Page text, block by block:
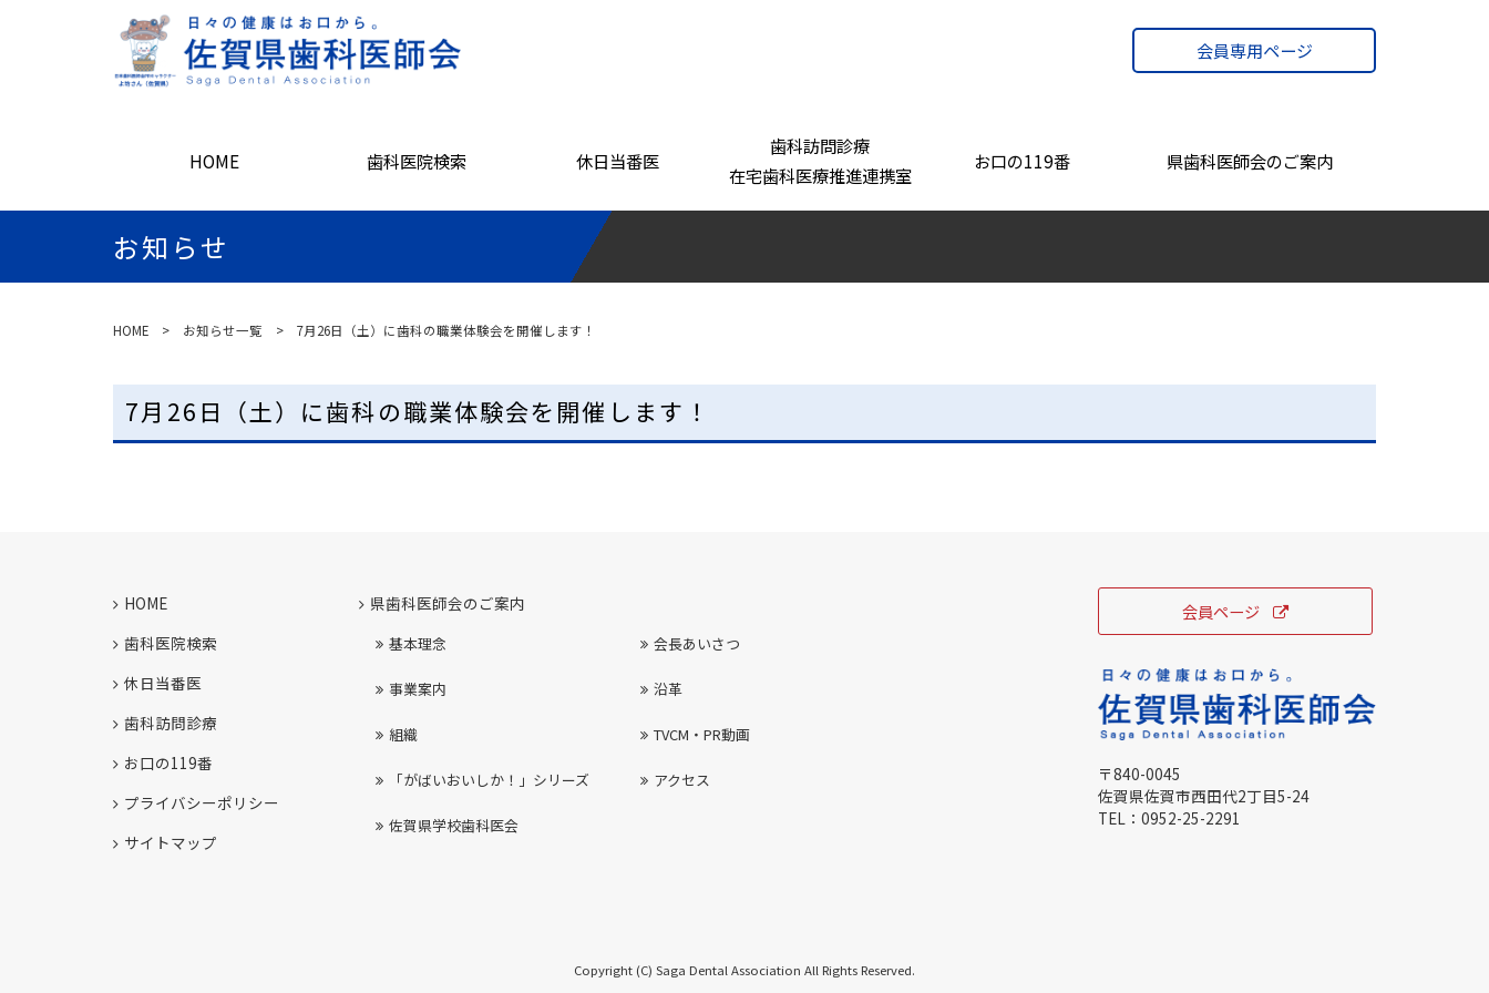
会員専用ページ
HOME 歯科医院検索 休日当番医
歯科訪問診療
在宅歯科医療推進連携室
お口の119番 県歯科医師会のご案内
基本理念
医会
お知らせ
HOME > お知らせ一覧 > 7月26日（土）に歯科の職業体験会を開催します！
7月26日（土）に歯科の職業体験会を開催します！
HOME
歯科医院検索
休日当番医
歯科訪問診療
お口の119番
プライバシーポリシー
サイトマップ
県歯科医師会のご案内
基本理念 会長あいさつ
事業案内 沿革
組織 TVCM・PR動画
「がばいおいしか！」シリーズ アクセス
佐賀県学校歯科医会
会員ページ
〒840-0045
佐賀県佐賀市西田代2丁目5-24
TEL：0952-25-2291
Copyright (C) Saga Dental Association All Rights Reserved.